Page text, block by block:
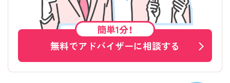
簡単1分！
無料でアドバイザーに相談する